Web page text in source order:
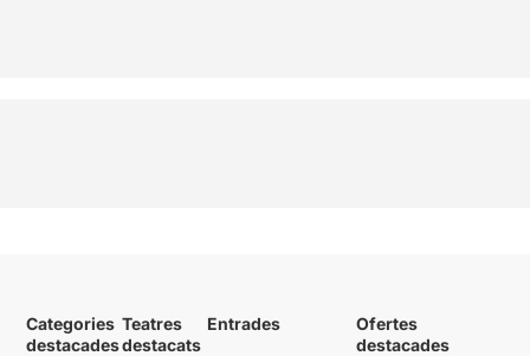
Categories
destacades
Teatres
destacats
Entrades
Ofertes
destacades